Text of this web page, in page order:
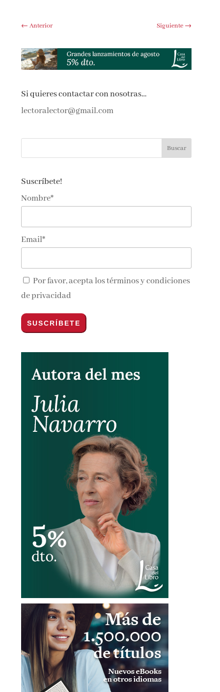
←Anterior Siguiente→
Si quieres contactar con nosotras…
lectoralector@gmail.com
Suscríbete!
Nombre*
Email*
Por favor, acepta lostérminos y condiciones
de privacidad